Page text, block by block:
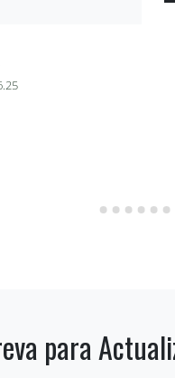
para